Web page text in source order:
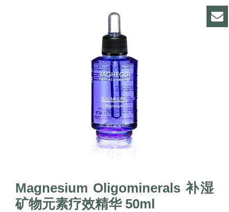
Magnesium Oligominerals 补湿
矿物元素疗效精华 50ml